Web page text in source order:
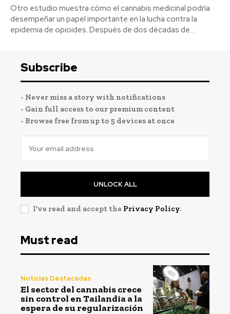
Otro estudio muestra cómo el cannabis medicinal podría
desempeñar un papel importante en la lucha contra la
epidemia de opioides. Después de dos décadas de...
Subscribe
- Never miss a story with notifications
- Gain full access to our premium content
- Browse free from up to 5 devices at once
UNLOCK ALL
I've read and accept the Privacy Policy.
Must read
Noticias Destacadas
El sector del cannabis crece
sin control en Tailandia a la
espera de su regularización